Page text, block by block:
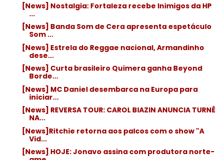
[News] Nostalgia: Fortaleza recebe Inimigos da HP
...
[News] Banda Som de Cera apresenta espetáculo
Som ...
[News] Estrela do Reggae nacional, Armandinho
dese...
[News] Curta brasileiro Quimera ganha Beyond
Borde...
[News] MC Daniel desembarca na Europa para
iniciar...
[News] REVERSA TOUR: CAROL BIAZIN ANUNCIA TURNÊ
NA...
[News]Ritchie retorna aos palcos com o show "A
Vid...
[News] HOJE: Jonavo assina com produtora norte-